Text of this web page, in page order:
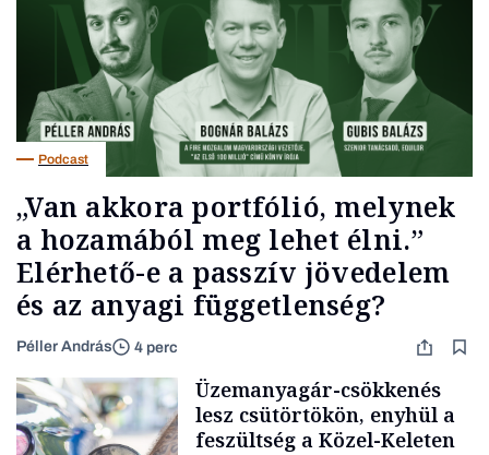
Podcast
„Van akkora portfólió, melynek
a hozamából meg lehet élni.”
Elérhető-e a passzív jövedelem
és az anyagi függetlenség?
Péller András 4 perc
Üzemanyagár-csökkenés
lesz csütörtökön, enyhül a
feszültség a Közel-Keleten